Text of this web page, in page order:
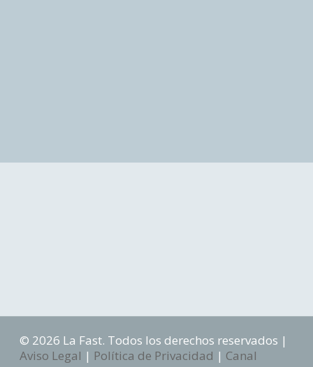
© 2026 La Fast. Todos los derechos reservados |
Aviso Legal | Política de Privacidad | Canal